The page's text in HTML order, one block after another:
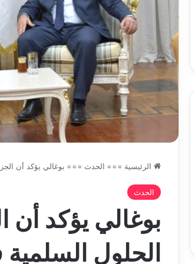
الرئيسية === الحدث === بوغالي يؤكد أن
الحدث
بوغالي يؤكد أن
الحلول
على الادماج المبكّر للمتمدرسين
بداء التوحد
وبرامج
السكن
،المياه
الكبرى
تحت